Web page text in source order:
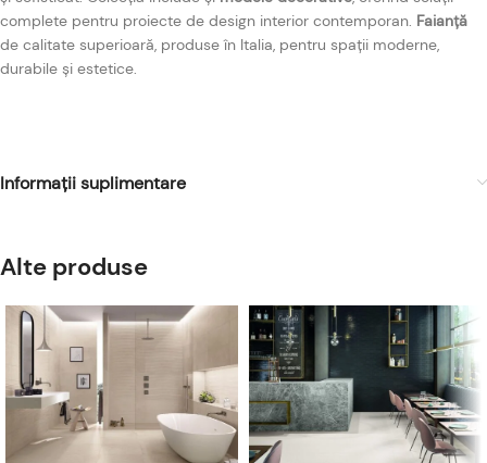
complete pentru proiecte de design interior contemporan. Faianță
de calitate superioară, produse în Italia, pentru spații moderne,
durabile și estetice.
Informații suplimentare
Alte produse